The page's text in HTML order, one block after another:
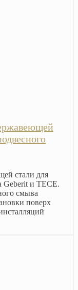
стали для
Geberit и TECE.
смыва
поверх